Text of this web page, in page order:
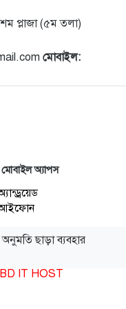
নারীসহ গ্রেপ্তার ৪
বিতরণ কর্মসূচির
আহত ১৫ শিক্ষার্থী
হবে: মির্জা
জেসিন
প্লাজা (৫ম তলা)
মোবাইল:
মোবাইল অ্যাপস
ছাড়া ব্যবহার
BD IT HOST